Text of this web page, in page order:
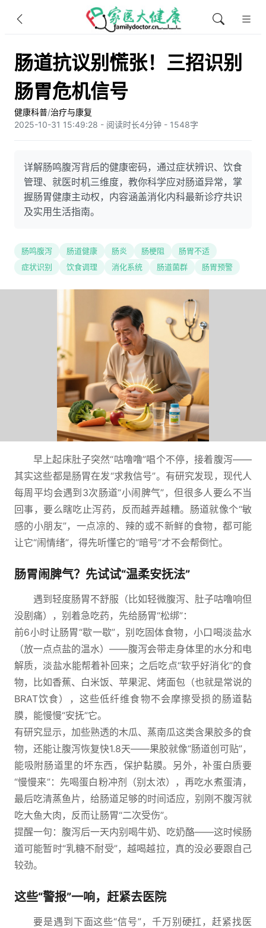
肠道抗议别慌张！三招识别
肠胃危机信号
健康科普/治疗与康复
2025-10-31 15:49:28 - 阅读时长4分钟 - 1548字
详解肠鸣腹泻背后的健康密码，通过症状辨识、饮食
管理、就医时机三维度，教你科学应对肠道异常，掌
握肠胃健康主动权，内容涵盖消化内科最新诊疗共识
及实用生活指南。
肠鸣腹泻 肠道健康 肠炎 肠梗阻
肠胃不适
症状识别
饮食调理 消化系统 肠道菌群 肠胃预警
早上起床肚子突然“咕噜噜”唱个不停，接着腹泻——
其实这些都是肠胃在发“求救信号”。有研究发现，现代人
每周平均会遇到3次肠道“小闹脾气”，但很多人要么不当
回事，要么瞎吃止泻药，反而越弄越糟。肠道就像个“敏
感的小朋友”，一点凉的、辣的或不新鲜的食物，都可能
让它“闹情绪”，得先听懂它的“暗号”才不会帮倒忙。
肠胃闹脾气？先试试“温柔安抚法”
遇到轻度肠胃不舒服（比如轻微腹泻、肚子咕噜响但
没剧痛），别着急吃药，先给肠胃“松绑”：
前6小时让肠胃“歇一歇”，别吃固体食物，小口喝淡盐水
（放一点点盐的温水）——腹泻会带走身体里的水分和电
解质，淡盐水能帮着补回来；之后吃点“软乎好消化”的食
物，比如香蕉、白米饭、苹果泥、烤面包（也就是常说的
BRAT饮食），这些低纤维食物不会摩擦受损的肠道黏
膜，能慢慢“安抚”它。
有研究显示，加些熟透的木瓜、蒸南瓜这类含果胶多的食
物，还能让腹泻恢复快1.8天——果胶就像“肠道创可贴”，
能吸附肠道里的坏东西，保护黏膜。另外，补蛋白质要
“慢慢来”：先喝蛋白粉冲剂（别太浓），再吃水煮蛋清，
最后吃清蒸鱼片，给肠道足够的时间适应，别刚不腹泻就
吃大鱼大肉，反而让肠胃“二次受伤”。
提醒一句：腹泻后一天内别喝牛奶、吃奶酪——这时候肠
道可能暂时“乳糖不耐受”，越喝越拉，真的没必要跟自己
较劲。
这些“警报”一响，赶紧去医院
要是遇到下面这些“信号”，千万别硬扛，赶紧找医